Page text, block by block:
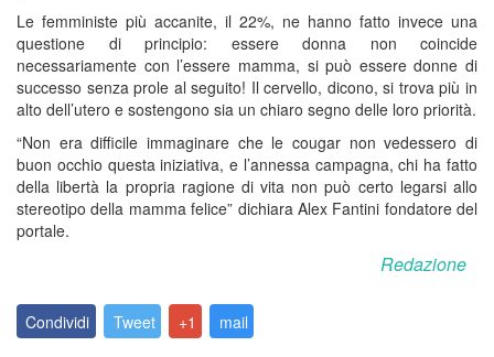
Le femministe più accanite, il 22%, ne hanno fatto invece una
questione di principio: essere donna non coincide
necessariamente con l’essere mamma, si può essere donne di
successo senza prole al seguito! Il cervello, dicono, si trova più in
alto dell’utero e sostengono sia un chiaro segno delle loro priorità.
“Non era difficile immaginare che le cougar non vedessero di
buon occhio questa iniziativa, e l’annessa campagna, chi ha fatto
della libertà la propria ragione di vita non può certo legarsi allo
stereotipo della mamma felice” dichiara Alex Fantini fondatore del
portale.
Redazione
Condividi Tweet +1 mail